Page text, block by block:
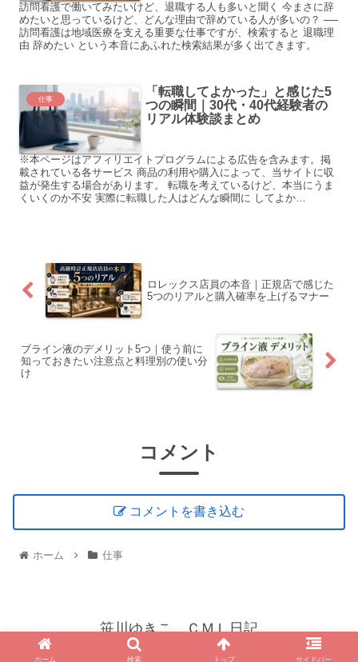
訪問看護で働いてみたいけど、退職する人も多いと聞く 今まさに辞
めたいと思っているけど、どんな理由で辞めている人が多いの？ ──
訪問看護は地域医療を支える重要な仕事ですが、検索すると 退職理
由 辞めたい という本音にあふれた検索結果が多く出てきます。
仕事
「転職してよかった」と感じた5
つの瞬間｜30代・40代経験者の
リアル体験談まとめ
※本ページはアフィリエイトプログラムによる広告を含みます。掲
載されている各サービス 商品の利用や購入によって、当サイトに収
益が発生する場合があります。 転職を考えているけど、本当にうま
くいくのか不安 実際に転職した人はどんな瞬間に してよか…
ロレックス店員の本音｜正規店で感じた
5つのリアルと購入確率を上げるマナー
ブライン液のデメリット5つ｜使う前に
知っておきたい注意点と料理別の使い分
け
コメント
コメントを書き込む
ホーム 仕事
笹川ゆきこ ＣＭＬ日記
© 2021 笹川ゆきこ ＣＭＬ日記.
ホーム 検索 トップ サイドバー